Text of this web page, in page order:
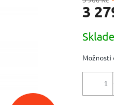
3
cena:
Možnosti